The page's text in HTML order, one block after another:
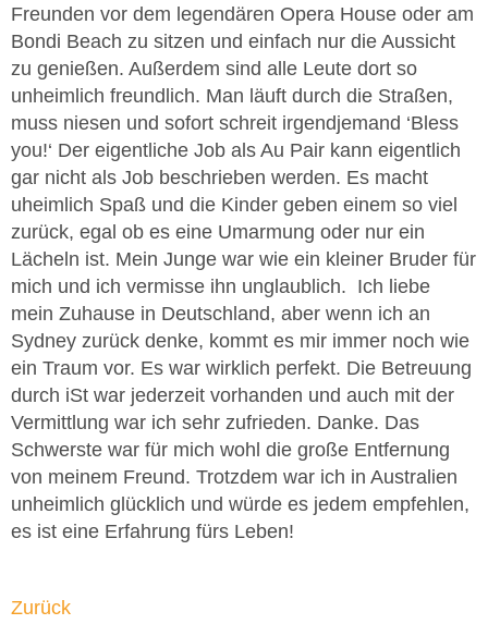
Freunden vor dem legendären Opera House oder am
Bondi Beach zu sitzen und einfach nur die Aussicht
zu genießen. Außerdem sind alle Leute dort so
unheimlich freundlich. Man läuft durch die Straßen,
muss niesen und sofort schreit irgendjemand ‘Bless
you!‘ Der eigentliche Job als Au Pair kann eigentlich
gar nicht als Job beschrieben werden. Es macht
uheimlich Spaß und die Kinder geben einem so viel
zurück, egal ob es eine Umarmung oder nur ein
Lächeln ist. Mein Junge war wie ein kleiner Bruder für
mich und ich vermisse ihn unglaublich. Ich liebe
mein Zuhause in Deutschland, aber wenn ich an
Sydney zurück denke, kommt es mir immer noch wie
ein Traum vor. Es war wirklich perfekt. Die Betreuung
durch iSt war jederzeit vorhanden und auch mit der
Vermittlung war ich sehr zufrieden. Danke. Das
Schwerste war für mich wohl die große Entfernung
von meinem Freund. Trotzdem war ich in Australien
unheimlich glücklich und würde es jedem empfehlen,
es ist eine Erfahrung fürs Leben!
Zurück